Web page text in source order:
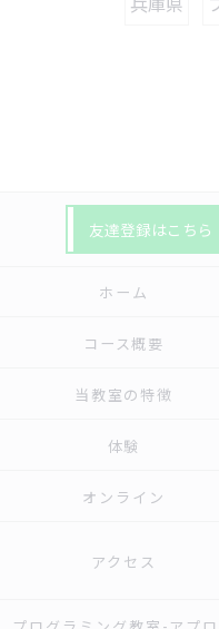
友達登録はこちら
ホーム
コース概要
当教室の特徴
体験
オンライン
アクセス